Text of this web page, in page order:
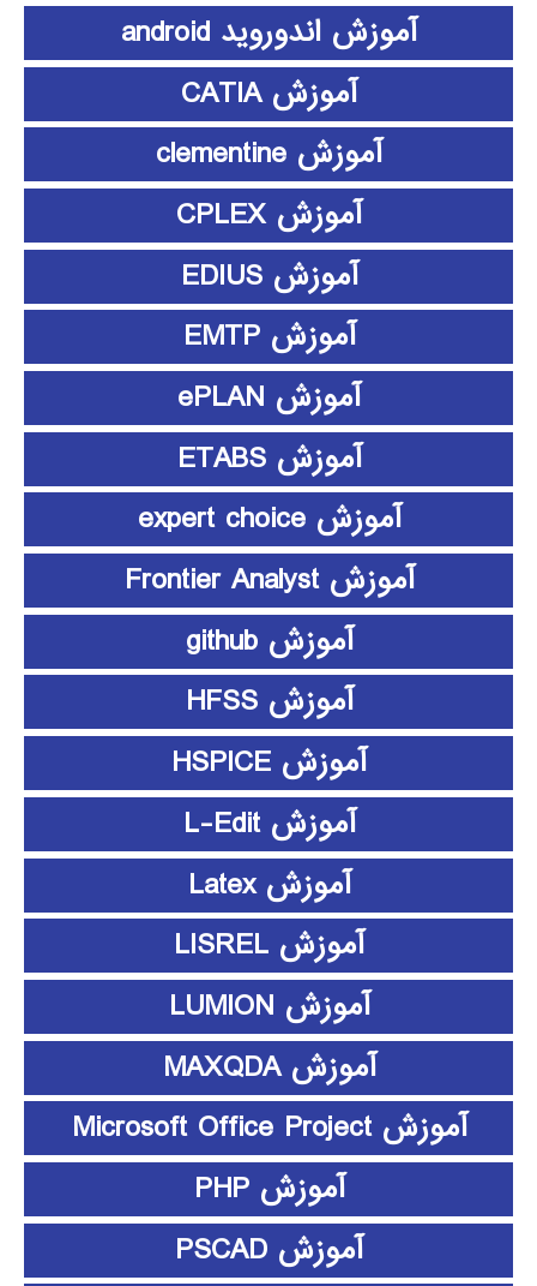
آموزش اندوروید android
آموزش CATIA
آموزش clementine
آموزش CPLEX
آموزش EDIUS
آموزش EMTP
آموزش ePLAN
آموزش ETABS
آموزش expert choice
آموزش Frontier Analyst
آموزش github
آموزش HFSS
آموزش HSPICE
آموزش L-Edit
آموزش Latex
آموزش LISREL
آموزش LUMION
آموزش MAXQDA
آموزش Microsoft Office Project
آموزش PHP
آموزش PSCAD